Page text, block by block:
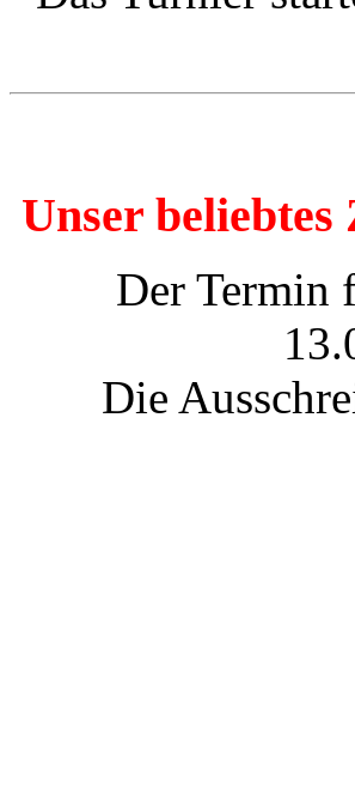
Unser beliebtes
Der Termin
Die